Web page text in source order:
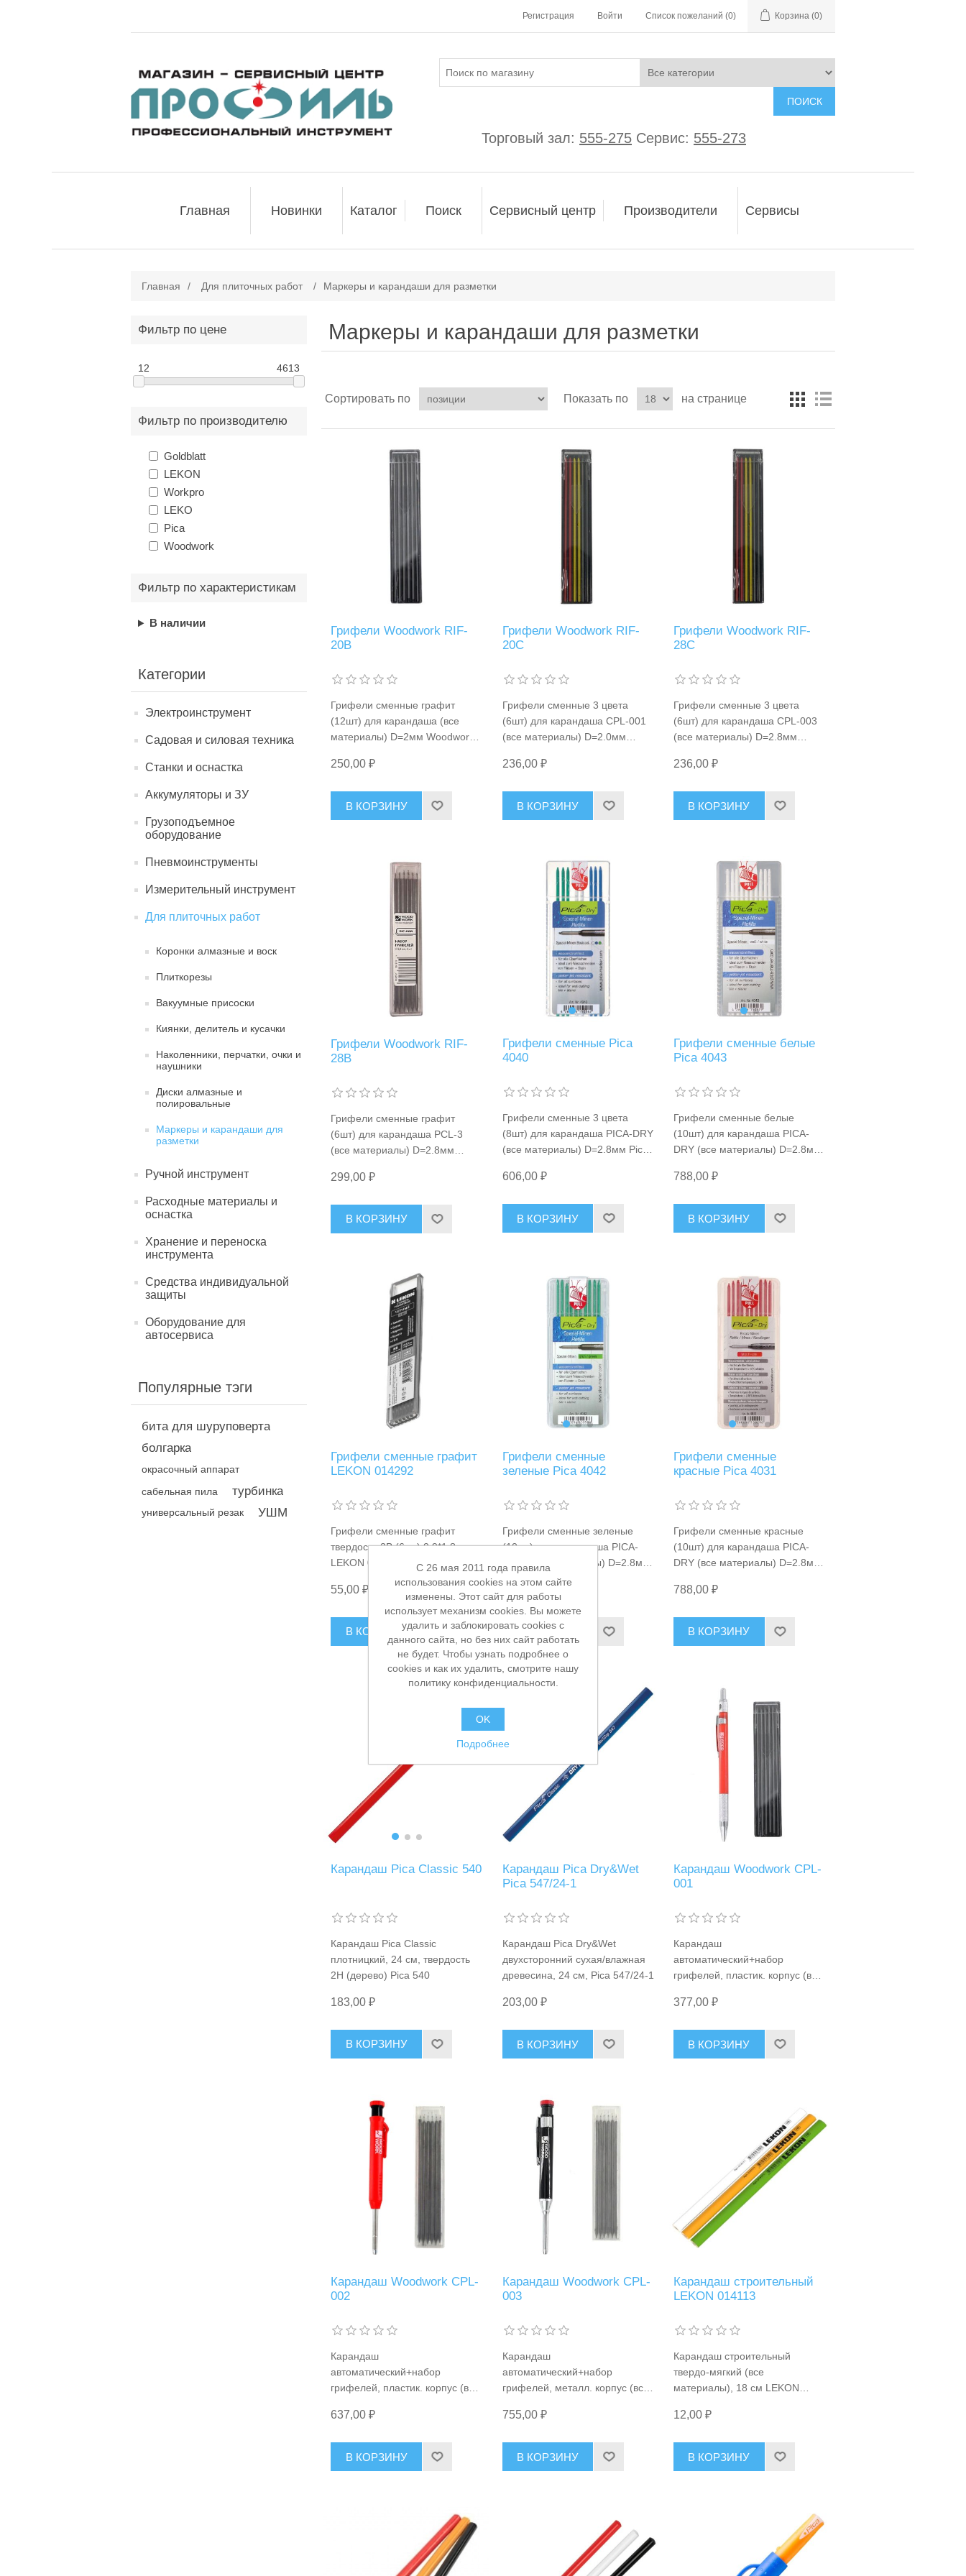
Регистрация Войти Список пожеланий (0) Корзина (0)
ПОИСК
Торговый зал: 555-275 Сервис: 555-273
Главная Новинки Каталог Поиск Сервисный центр Производители Сервисы
Главная / Для плиточных работ / Маркеры и карандаши для разметки
Фильтр по цене
12 4613
Фильтр по производителю
Goldblatt
LEKON
Workpro
LEKO
Pica
Woodwork
Фильтр по характеристикам
В наличии
Категории
Электроинструмент
Садовая и силовая техника
Станки и оснастка
Аккумуляторы и ЗУ
Грузоподъемное
оборудование
Пневмоинструменты
Измерительный инструмент
Для плиточных работ
Коронки алмазные и воск
Плиткорезы
Вакуумные присоски
Киянки, делитель и кусачки
Наколенники, перчатки, очки и
наушники
Диски алмазные и
полировальные
Маркеры и карандаши для
разметки
Ручной инструмент
Расходные материалы и
оснастка
Хранение и переноска
инструмента
Средства индивидуальной
защиты
Оборудование для
автосервиса
Популярные тэги
бита для шуруповерта
болгарка
окрасочный аппарат
сабельная пила турбинка
универсальный резак УШМ
Маркеры и карандаши для разметки
Сортировать по Показать по на странице
Грифели Woodwork RIF-
20B
Грифели сменные графит
(12шт) для карандаша (все
материалы) D=2мм Woodwork
250,00 ₽
В КОРЗИНУ
Грифели Woodwork RIF-
20C
Грифели сменные 3 цвета
(6шт) для карандаша CPL-001
(все материалы) D=2.0мм
236,00 ₽
В КОРЗИНУ
Грифели Woodwork RIF-
28C
Грифели сменные 3 цвета
(6шт) для карандаша CPL-003
(все материалы) D=2.8мм
236,00 ₽
В КОРЗИНУ
Грифели Woodwork RIF-
28В
Грифели сменные графит
(6шт) для карандаша PCL-3
(все материалы) D=2.8мм
299,00 ₽
В КОРЗИНУ
Грифели сменные Pica
4040
Грифели сменные 3 цвета
(8шт) для карандаша PICA-DRY
(все материалы) D=2.8мм Pica
606,00 ₽
В КОРЗИНУ
Грифели сменные белые
Pica 4043
Грифели сменные белые
(10шт) для карандаша PICA-
DRY (все материалы) D=2.8мм
788,00 ₽
В КОРЗИНУ
Грифели сменные графит
LEKON 014292
Грифели сменные графит
твердость 2B (6шт) 0.9*1.8мм
LEKON 014292
55,00 ₽
В КОРЗИНУ
Грифели сменные
зеленые Pica 4042
Грифели сменные зеленые
(10шт) для карандаша PICA-
DRY (все материалы) D=2.8мм
Pica 4042
788,00 ₽
В КОРЗИНУ
Грифели сменные
красные Pica 4031
Грифели сменные красные
(10шт) для карандаша PICA-
DRY (все материалы) D=2.8мм
788,00 ₽
В КОРЗИНУ
Карандаш Pica Classic 540
Карандаш Pica Classic
плотницкий, 24 см, твердость
2H (дерево) Pica 540
183,00 ₽
В КОРЗИНУ
Карандаш Pica Dry&Wet
Pica 547/24-1
Карандаш Pica Dry&Wet
двухсторонний сухая/влажная
древесина, 24 см, Pica 547/24-1
203,00 ₽
В КОРЗИНУ
Карандаш Woodwork CPL-
001
Карандаш
автоматический+набор
грифелей, пластик. корпус (все
Woodwork CPL-001
377,00 ₽
В КОРЗИНУ
Карандаш Woodwork CPL-
002
Карандаш
автоматический+набор
грифелей, пластик. корпус (все
Woodwork CPL-002
637,00 ₽
В КОРЗИНУ
Карандаш Woodwork CPL-
003
Карандаш
автоматический+набор
грифелей, металл. корпус (все
Woodwork CPL-003
755,00 ₽
В КОРЗИНУ
Карандаш строительный
LEKON 014113
Карандаш строительный
твердо-мягкий (все
материалы), 18 см LEKON
12,00 ₽
В КОРЗИНУ
C 26 мая 2011 года правила
использования cookies на этом сайте
изменены. Этот сайт для работы
использует механизм cookies. Вы можете
удалить и заблокировать cookies с
данного сайта, но без них сайт работать
не будет. Чтобы узнать подробнее о
cookies и как их удалить, смотрите нашу
политику конфиденциальности.
OK
Подробнее